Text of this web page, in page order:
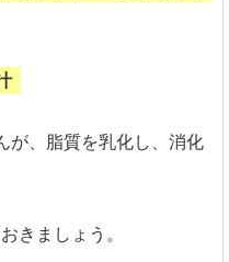
が、脂質を乳化し、消化
きましょう。